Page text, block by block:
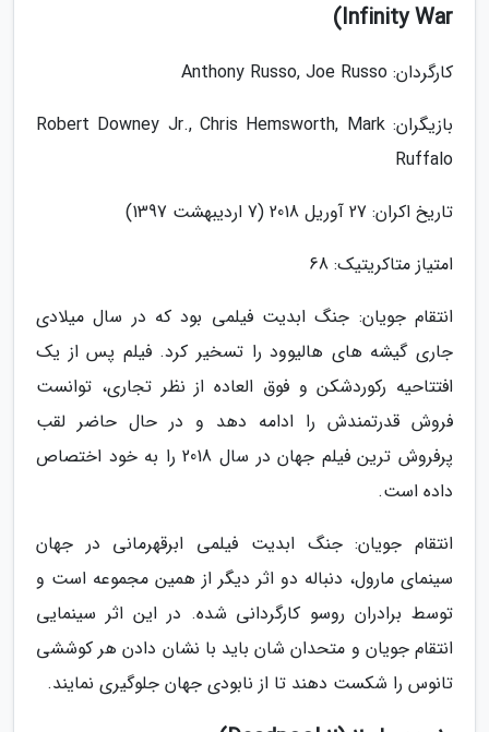
Infinity War)
کارگردان: Anthony Russo, Joe Russo
بازیگران: Robert Downey Jr., Chris Hemsworth, Mark
Ruffalo
تاریخ اکران: 27 آوریل 2018 (7 اردیبهشت 1397)
امتیاز متاکریتیک: 68
انتقام جویان: جنگ ابدیت فیلمی بود که در سال میلادی
جاری گیشه های هالیوود را تسخیر کرد. فیلم پس از یک
افتتاحیه رکوردشکن و فوق العاده از نظر تجاری، توانست
فروش قدرتمندش را ادامه دهد و در حال حاضر لقب
پرفروش ترین فیلم جهان در سال 2018 را به خود اختصاص
داده است.
انتقام جویان: جنگ ابدیت فیلمی ابرقهرمانی در جهان
سینمای مارول، دنباله دو اثر دیگر از همین مجموعه است و
توسط برادران روسو کارگردانی شده. در این اثر سینمایی
انتقام جویان و متحدان شان باید با نشان دادن هر کوششی
تانوس را شکست دهند تا از نابودی جهان جلوگیری نمایند.